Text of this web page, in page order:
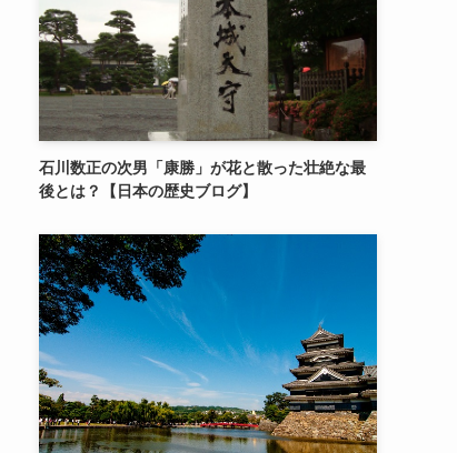
石川数正の次男「康勝」が花と散った壮絶な最
後とは？【日本の歴史ブログ】